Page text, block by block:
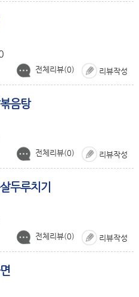
리뷰작성
전체리뷰(0)
음탕
리뷰작성
전체리뷰(0)
두루치기
리뷰작성
전체리뷰(0)